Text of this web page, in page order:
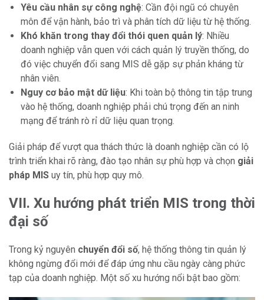
Yêu cầu nhân sự công nghệ: Cần đội ngũ có chuyên
môn để vận hành, bảo trì và phân tích dữ liệu từ hệ thống.
Khó khăn trong thay đổi thói quen quản lý: Nhiều
doanh nghiệp vẫn quen với cách quản lý truyền thống, do
đó việc chuyển đổi sang MIS dễ gặp sự phản kháng từ
nhân viên.
Nguy cơ bảo mật dữ liệu: Khi toàn bộ thông tin tập trung
vào hệ thống, doanh nghiệp phải chú trọng đến an ninh
mạng để tránh rò rỉ dữ liệu quan trọng.
Giải pháp để vượt qua thách thức là doanh nghiệp cần có lộ
trình triển khai rõ ràng, đào tạo nhân sự phù hợp và chọn giải
pháp MIS uy tín, phù hợp quy mô.
VII. Xu hướng phát triển MIS trong thời
đại số
Trong kỷ nguyên chuyển đổi số, hệ thống thông tin quản lý
không ngừng đổi mới để đáp ứng nhu cầu ngày càng phức
tạp của doanh nghiệp. Một số xu hướng nổi bật bao gồm: